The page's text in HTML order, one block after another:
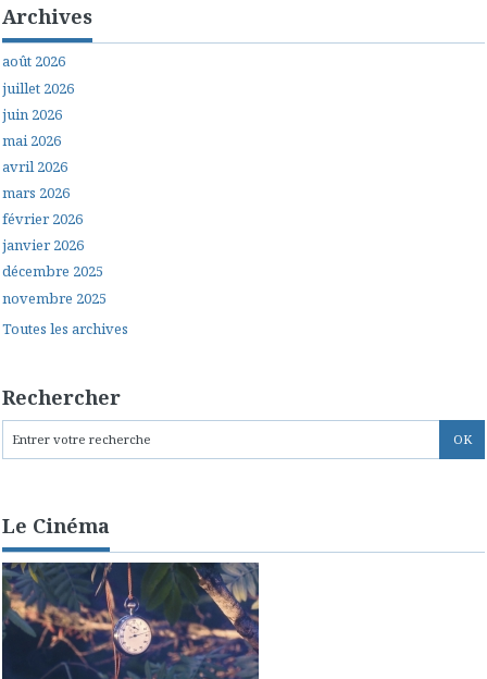
Archives
août 2026
juillet 2026
juin 2026
mai 2026
avril 2026
mars 2026
février 2026
janvier 2026
décembre 2025
novembre 2025
Toutes les archives
Rechercher
Le Cinéma